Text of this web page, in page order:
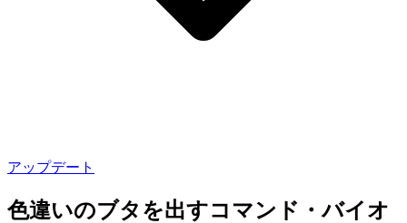
アップデート
色違いのブタを出すコマンド・バイオ